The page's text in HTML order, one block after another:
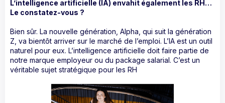
L’intelligence artificielle (IA) envahit également les RH…
Le constatez-vous ?
Bien sûr. La nouvelle génération, Alpha, qui suit la génération
Z, va bientôt arriver sur le marché de l’emploi. L’IA est un outil
naturel pour eux. L’intelligence artificielle doit faire partie de
notre marque employeur ou du package salarial. C’est un
véritable sujet stratégique pour les RH